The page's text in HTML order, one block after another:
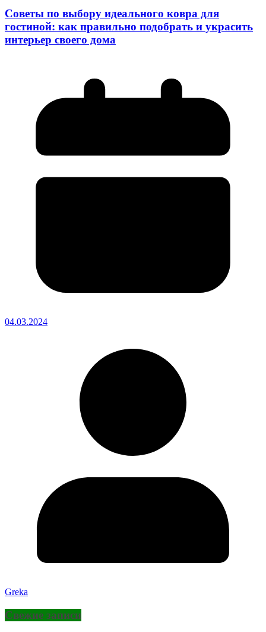
Советы по выбору идеального ковра для
гостиной: как правильно подобрать и украсить
интерьер своего дома
04.03.2024
Greka
Свежие записи